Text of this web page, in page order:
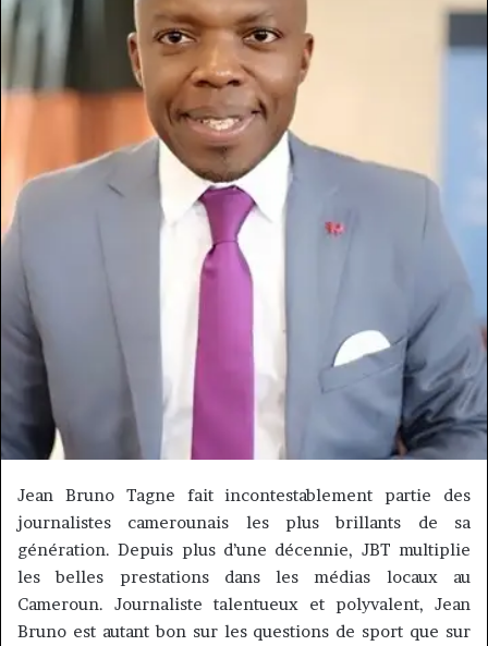
Jean Bruno Tagne fait incontestablement partie des
journalistes camerounais les plus brillants de sa
génération. Depuis plus d’une décennie, JBT multiplie
les belles prestations dans les médias locaux au
Cameroun. Journaliste talentueux et polyvalent, Jean
Bruno est autantbonsur les questions de sport que sur